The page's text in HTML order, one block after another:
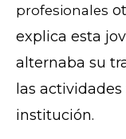
profesionales
explica esta
alternaba su
las
institución.